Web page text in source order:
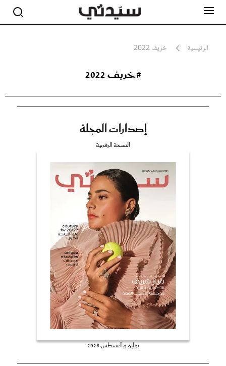
الرئيسية خريف 2022
#خريف 2022
إصدارات المجلة
النسخة الرقمية
يوليو و أغسطس 2026
جمال
صحة ورشاقة
عروس سيدتي